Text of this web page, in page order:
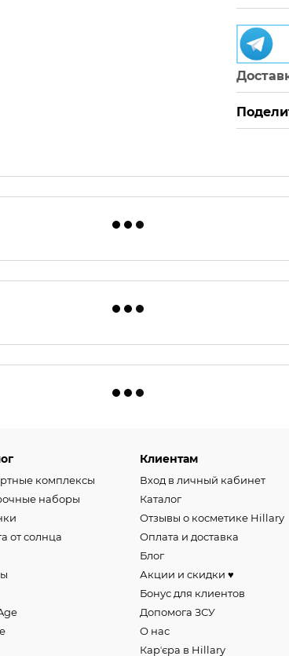
комплексы
наборы
от солнца
Клиентам
Вход в личный кабинет
Каталог
Отзывы о косметике Hillary
Оплата и доставка
Блог
Акции и скидки ♥️
Бонус для клиентов
Допомога ЗСУ
О нас
Карʼєра в Hillary